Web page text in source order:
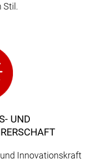
Stil.
UND
Innovationskraft